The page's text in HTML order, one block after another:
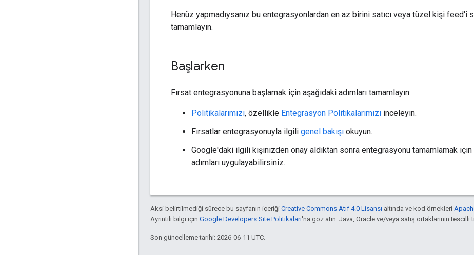
Henüz yapmadıysanız bu entegrasyonlardan en az birini satıcı veya tüzel kişi feed'i
tamamlayın.
Başlarken
Fırsat entegrasyonuna başlamak için aşağıdaki adımları tamamlayın:
Politikalarımızı, özellikle Entegrasyon Politikalarımızı inceleyin.
Fırsatlar entegrasyonuyla ilgili genel bakışı okuyun.
Google'daki ilgili kişinizden onay aldıktan sonra entegrasyonu tamamlamak için
adımları uygulayabilirsiniz.
Aksi belirtilmediği sürece bu sayfanın içeriği Creative Commons Atıf 4.0 Lisansı altında ve kod örnekleri
Ayrıntılı bilgi için Google Developers Site Politikaları'na göz atın. Java, Oracle ve/veya satış ortaklarının tescilli
Son güncelleme tarihi: 2026-06-11 UTC.